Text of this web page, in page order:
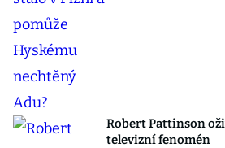
Robert Pattinson
televizní fenomén